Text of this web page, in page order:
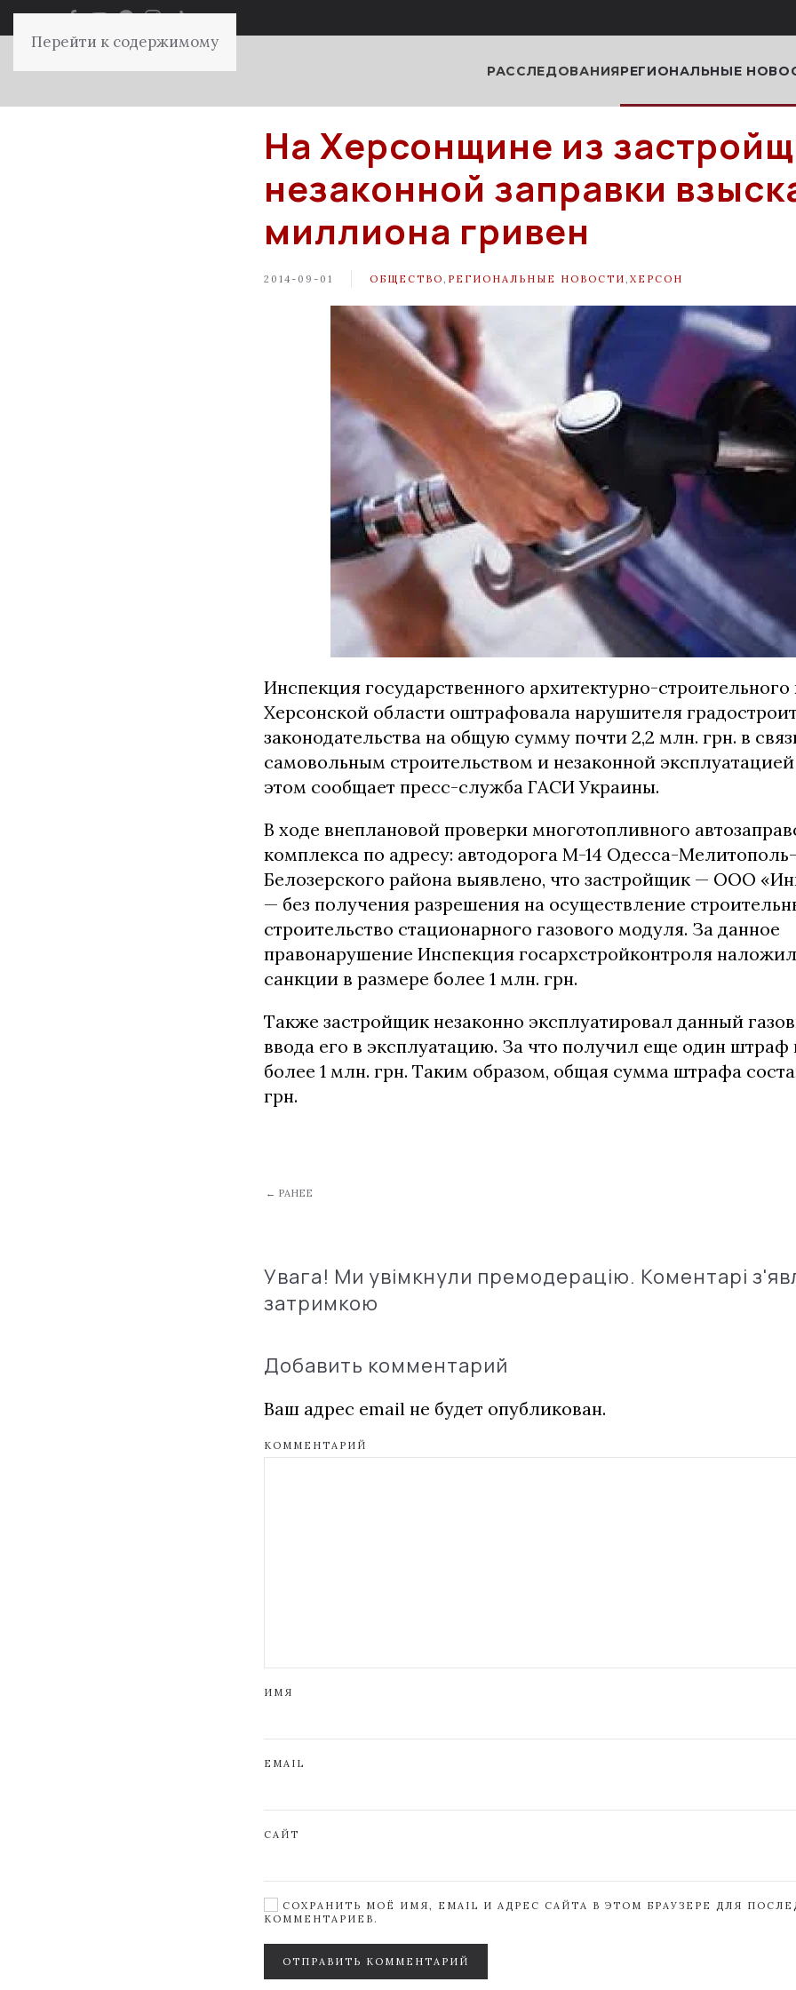
Перейти к содержимому
РАССЛЕДОВАНИЯРЕГИОНАЛЬНЫЕ
На Херсонщине из
незаконной заправки
миллиона гривен
2014-09-01 ОБЩЕСТВО РЕГИОНАЛЬНЫЕ НОВОСТИ ХЕРСОН
Инспекция государственного архитектурно-строительного
Херсонской области оштрафовала нарушителя
законодательства на общую сумму почти 2,2 млн. грн. в
самовольным строительством и незаконной
этом сообщает пресс-служба ГАСИ Украины.
В ходе внеплановой проверки многотопливного
комплекса по адресу: автодорога М-14 Одесса-
Белозерского района выявлено, что застройщик — ООО
— без получения разрешения на осуществление
строительство стационарного газового модуля. За данное
правонарушение Инспекция госархстройконтроля
санкции в размере более 1 млн. грн.
Также застройщик незаконно эксплуатировал данный
ввода его в эксплуатацию. За что получил еще один штраф
более 1 млн. грн. Таким образом, общая сумма штрафа
грн.
← РАНЕЕ
Увага! Ми увімкнули премодерацію. Коментарі
затримкою
Добавить комментарий
Ваш адрес email не будет опубликован.
КОММЕНТАРИЙ
ИМЯ
EMAIL
САЙТ
СОХРАНИТЬ МОЁ ИМЯ, EMAIL И АДРЕС САЙТА В ЭТОМ БРАУЗЕРЕ ДЛЯ
КОММЕНТАРИЕВ.
ОТПРАВИТЬ КОММЕНТАРИЙ